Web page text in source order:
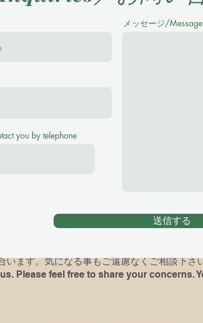
を受け付けます。(¥2500 for 40 minutes,
had piano lessons before, please let
います。気になる事もご遠慮なくご相談下
Please feel free to share your concerns.
you by telephone
メッセージ/Message
送信する